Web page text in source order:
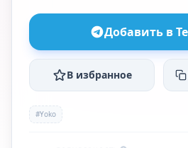
Добавить в
В избранное
#Yoko